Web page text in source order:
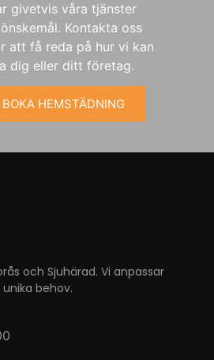
givetvis våra tjänster
Kontakta oss
att få reda på hur vi kan
dig eller ditt företag.
HEMSTÄDNING
och Sjuhärad. Vi anpassar
behov.